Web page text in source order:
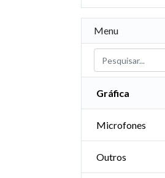
Menu
Gráfica
Microfones
Outros